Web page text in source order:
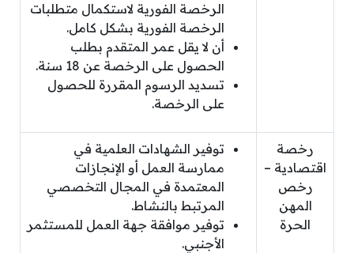
الرخصة الفورية لاستكمال متطلبات
الرخصة الفورية بشكل كامل.
أن لا يقل عمر المتقدم بطلب
الحصول على الرخصة عن 18 سنة.
تسديد الرسوم المقررة للحصول
على الرخصة.
رخصة
اقتصادية –
رخص
المهن
الحرة
توفير الشهادات العلمية في
ممارسة العمل أو الإنجازات
المعتمدة في المجال التخصصي
المرتبط بالنشاط.
توفير موافقة جهة العمل للمستثمر
الأجنبي.